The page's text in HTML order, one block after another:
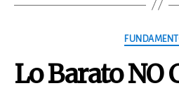
Lo Barato NO